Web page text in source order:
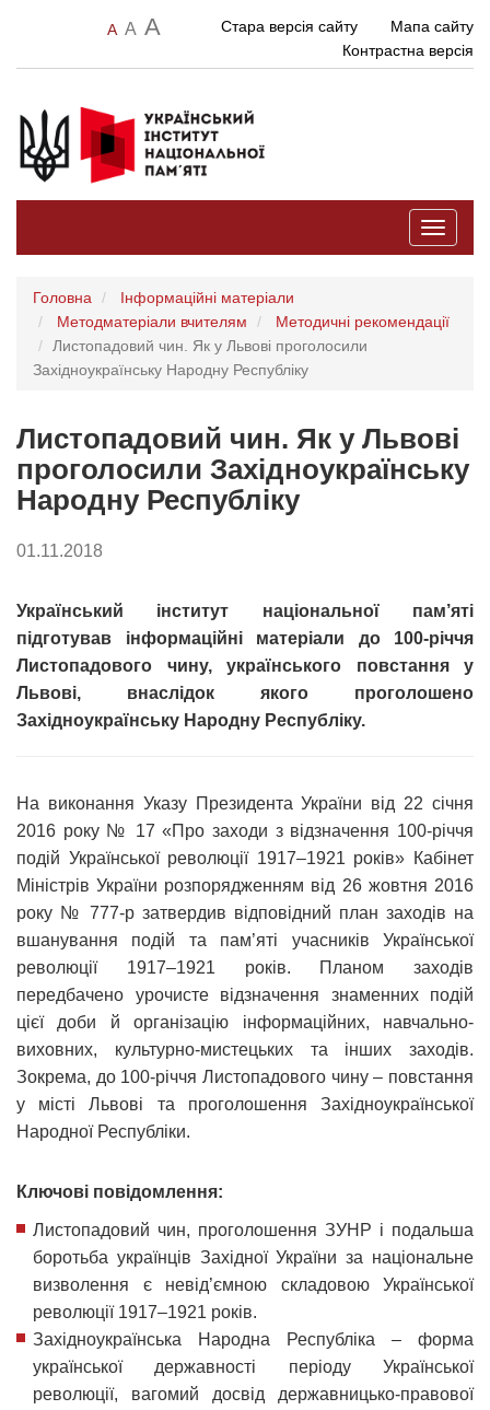
A A A Стара версія сайту
Мапа сайту
Контрастна версія
Toggle
Головна
Інформаційні матеріали
Методматеріали вчителям
Методичні рекомендації
Листопадовий чин. Як у Львові проголосили
Західноукраїнську Народну Республіку
Листопадовий чин. Як у Львові
проголосили Західноукраїнську
Народну Республіку
01.11.2018
Український інститут національної пам’яті
підготував інформаційні матеріали до 100-річчя
Листопадового чину, українського повстання у
Львові, внаслідок якого проголошено
Західноукраїнську Народну Республіку.
На виконання Указу Президента України від 22 січня
2016 року № 17 «Про заходи з відзначення 100-річчя
подій Української революції 1917–1921 років» Кабінет
Міністрів України розпорядженням від 26 жовтня 2016
року № 777-р затвердив відповідний план заходів на
вшанування подій та пам’яті учасників Української
революції 1917–1921 років. Планом заходів
передбачено урочисте відзначення знаменних подій
цієї доби й організацію інформаційних, навчально-
виховних, культурно-мистецьких та інших заходів.
Зокрема, до 100-річчя Листопадового чину – повстання
у місті Львові та проголошення Західноукраїнської
Народної Республіки.
Ключові повідомлення:
Листопадовий чин, проголошення ЗУНР і подальша
боротьба українців Західної України за національне
визволення є невід’ємною складовою Української
революції 1917–1921 років.
Західноукраїнська Народна Республіка – форма
української державності періоду Української
революції, вагомий досвід державницько-правової